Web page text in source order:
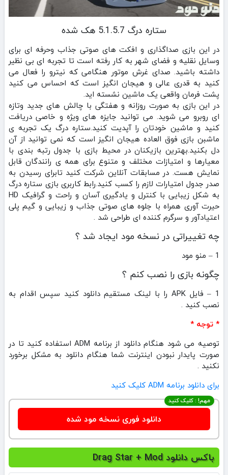
ستاره درگ 5.1.5.7 هک شده
در این بازی صداگذاری و افکت های صوتی جذاب وحرفه ای برای
وسایل نقلیه و فضای شهر به کار رفته است تا تجربه ای بی نظیر
داشته باشید. صدای غرش موتور هنگامی که نیترو را فعال می
کنید به قدری عالی و هیجان انگیز است که احساس می کنید
پشت فرمان واقعی یک ماشین نشسته اید.
در این بازی به صورت روزانه و هفتگی با چالش های جدید وتازه
ای روبرو می شوید. می توانید جایزه های ویژه و خاصی دریافت
کنید و ماشین خودتان را آپدیت کنید.ستاره درگ یک تجربه ی
ماشبن بازی فوق العاده هیجان انگیز است که نمی توانید از آن
دل بکنید.بهترین بازیکنان در محیط بازی با جدول رتبه بندی با
معیارها و امتیازات مختلف و متنوع برای همه ی رانندگان قابل
نمایش هست. در مسابقات آنلاین شرکت کنید تابرای رسیدن به
صدر جدول امتیارات لازم را کسب کنید.رابط کاربری بازی ستاره درگ
به شکل زیبایی با کنترل و یادگیری آسان و راحت و گرافیک HD
حیرت آوری همراه با جلوه های صوتی جذاب و زیبایی و گیم پلی
اعتیادآور و سرگرم کننده ای طراحی شد .
چه تغییراتی در نسخه مود ایجاد شد ؟
1 – منو مود
چگونه بازی را نصب کنم ؟
1 – فایل APK را با لینک مستقیم دانلود کنید سپس اقدام به
نصب کنید .
* توجه *
توصیه می شود هنگام دانلود از برنامه ADM استفاده کنید تا در
صورت پایدار نبودن اینترنت شما هنگام دانلود به مشکل برخورد
نکنید .
برای دانلود برنامه ADM کلیک کنید
مهم! : کلیک کنید
دانلود فوری نسخه مود شده
باکس دانلود Drag Star + Mod